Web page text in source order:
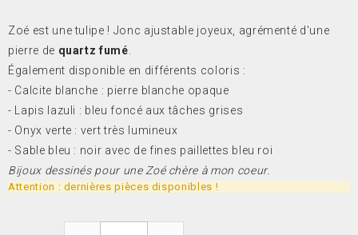
Zoé est une tulipe ! Jonc ajustable joyeux, agrémenté d'une
pierre de quartz fumé
Également disponible en différents coloris :
- Calcite blanche : pierre blanche opaque
- Lapis lazuli : bleu foncé aux tâches grises
- Onyx verte : vert très lumineux
- Sable bleu : noir avec de fines paillettes bleu roi
Bijoux dessinés pour une Zoé chère à mon coeur.
Attention : dernières pièces disponibles !